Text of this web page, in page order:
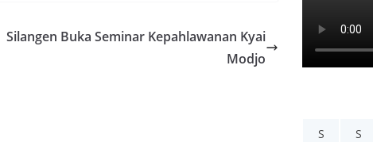
Silangen Buka Seminar Kepahlawanan Kyai
Modjo
S
S